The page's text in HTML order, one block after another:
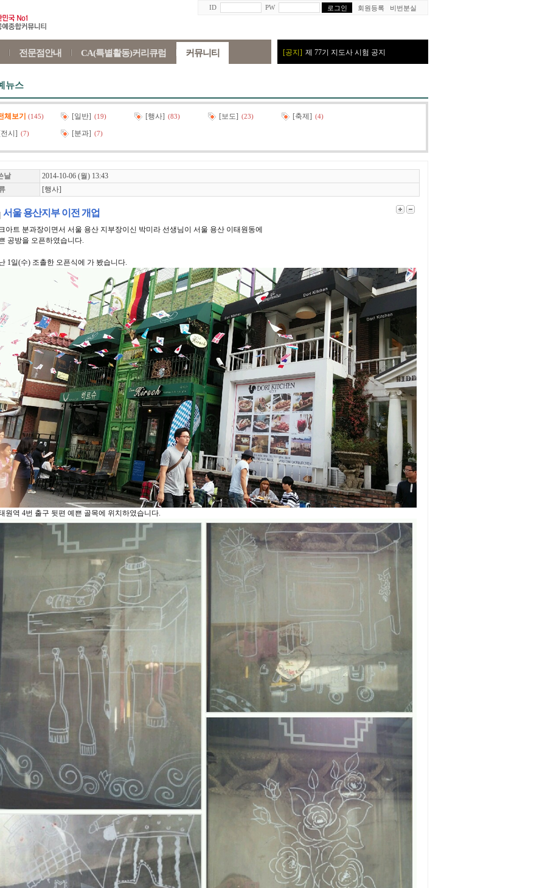
ID PW 회원등록 비번분실
전문점안내 CA(특별활동)커리큐럼 커뮤니티
뉴스
체보기 (145) [일반] (19) [행사] (83) [보도] (23) [축제] (4)
시] (7) [분과] (7)
날
2014-10-06 (월) 13:43
[행사]
서울 용산지부 이전 개업
아트 분과장이면서 서울 용산 지부장이신 박미라 선생님이 서울 용산 이태원동에
공방을 오픈하였습니다.
1일(수) 조촐한 오픈식에 가 봤습니다.
원역 4번 출구 뒷편 예쁜 골목에 위치하였습니다.